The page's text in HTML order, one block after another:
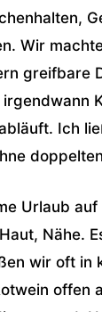
Wir
greifbare
Ich
Urlaub auf
Nähe.
wir oft in
offen